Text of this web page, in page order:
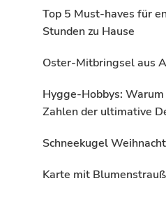
Top 5 Must-haves für
Stunden zu Hause
Oster-Mitbringsel aus
Hygge-Hobbys:
Zahlen der ultimative
Schneekugel
Karte mit